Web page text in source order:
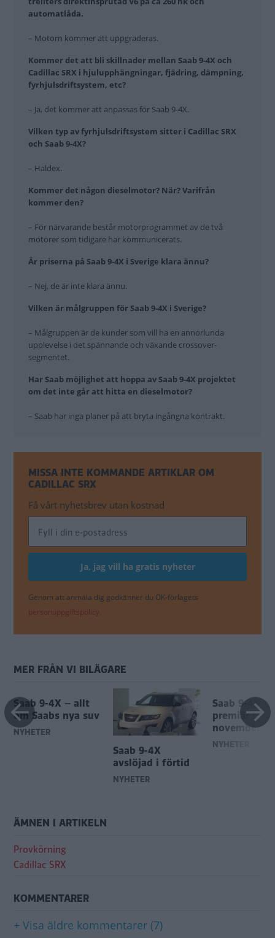
automatlåda.
– Motorn kommer att uppgraderas.
Kommer det att bli skillnader mellan Saab 9-4X och
Cadillac SRX i hjulupphängningar, fjädring, dämpning,
fyrhjulsdriftsystem, etc?
– Ja, det kommer att anpassas för Saab 9-4X.
Vilken typ av fyrhjulsdriftsystem sitter i Cadillac SRX
och Saab 9-4X?
– Haldex.
Kommer det någon dieselmotor? När? Varifrån
kommer den?
– För närvarande består motorprogrammet av de två
motorer som tidigare har kommunicerats.
Är priserna på Saab 9-4X i Sverige klara ännu?
– Nej, de är inte klara ännu.
Vilken är målgruppen för Saab 9-4X i Sverige?
– Målgruppen är de kunder som vill ha en annorlunda
upplevelse i det spännande och växande crossover-
segmentet.
Har Saab möjlighet att hoppa av Saab 9-4X projektet
om det inte går att hitta en dieselmotor?
– Saab har inga planer på att bryta ingångna kontrakt.
MISSA INTE KOMMANDE ARTIKLAR OM
CADILLAC SRX
Få vårt nyhetsbrev utan kostnad
Genom att anmäla dig godkänner du OK-förlagets
personuppgiftspolicy.
MER FRÅN VI BILÄGARE
Saab 9-4X – allt
om Saabs nya suv
NYHETER
Saab 9-4X
avslöjad i förtid
NYHETER
Saab 9-4X
premiär i
november
NYHETER
ÄMNEN I ARTIKELN
Provkörning
Cadillac SRX
KOMMENTARER
+ Visa äldre kommentarer (7)